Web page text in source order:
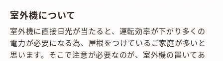
室外機について
室外機に直接日光が当たると、運転効率が下がり多くの
電力が必要になる為、屋根をつけているご家庭が多いと
思います。そこで注意が必要なのが、室外機の置いてあ